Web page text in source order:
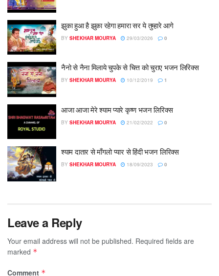
झुका हुआ है झुका रहेगा हमारा सर ये तुम्हारे आगे
BY SHEKHAR MOURYA 29/03/2026 0
नैनो से नैना मिलाये चुपके से चित्त को चुराए भजन लिरिक्स
BY SHEKHAR MOURYA 10/12/2019 1
आजा आजा मेरे श्याम प्यारे कृष्ण भजन लिरिक्स
BY SHEKHAR MOURYA 21/02/2022 0
श्याम दातार से माँगलो प्यार से हिंदी भजन लिरिक्स
BY SHEKHAR MOURYA 18/09/2023 0
Leave a Reply
Your email address will not be published. Required fields are
marked *
Comment *